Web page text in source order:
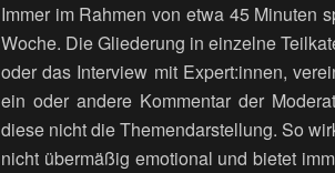
Immer im Rahmen von etwa 45 Minuten
Woche. Die Gliederung in einzelne
oder das Interview mit Expert:innen,
ein oder andere Kommentar der
diese nicht die Themendarstellung. So
nicht übermäßig emotional und bietet